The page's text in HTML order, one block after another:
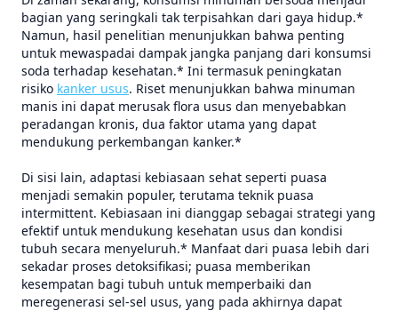
bagian yang seringkali tak terpisahkan dari gaya hidup.*
Namun, hasil penelitian menunjukkan bahwa penting
untuk mewaspadai dampak jangka panjang dari konsumsi
soda terhadap kesehatan.* Ini termasuk peningkatan
risiko kanker usus. Riset menunjukkan bahwa minuman
manis ini dapat merusak flora usus dan menyebabkan
peradangan kronis, dua faktor utama yang dapat
mendukung perkembangan kanker.*
Di sisi lain, adaptasi kebiasaan sehat seperti puasa
menjadi semakin populer, terutama teknik puasa
intermittent. Kebiasaan ini dianggap sebagai strategi yang
efektif untuk mendukung kesehatan usus dan kondisi
tubuh secara menyeluruh.* Manfaat dari puasa lebih dari
sekadar proses detoksifikasi; puasa memberikan
kesempatan bagi tubuh untuk memperbaiki dan
meregenerasi sel-sel usus, yang pada akhirnya dapat